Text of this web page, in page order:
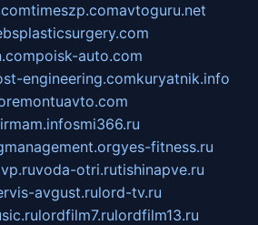
timeszp.comavtoguru.net
poisk-auto.com
engineering.comkuryatnik.info
smi366.ru
yes-fitness.ru
voda-otri.rutishinapve.ru
avgust.rulord-tv.ru
lordfilm7.rulordfilm13.ru